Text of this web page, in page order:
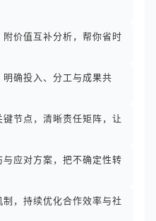
价值互补分析，帮你省时
确投入、分工与成果共
节点，清晰责任矩阵，让
应对方案，把不确定性转
，持续优化合作效率与社